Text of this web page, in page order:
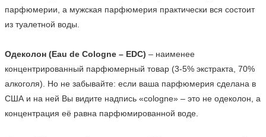
парфюмерии, а мужская парфюмерия практически вся состоит
из туалетной воды.
Одеколон (Eau de Cologne – EDC) – наименее
концентрированный парфюмерный товар (3-5% экстракта, 70%
алкоголя). Но не забывайте: если ваша парфюмерия сделана в
США и на ней Вы видите надпись «cologne» – это не одеколон, а
концентрация её равна парфюмированной воде.